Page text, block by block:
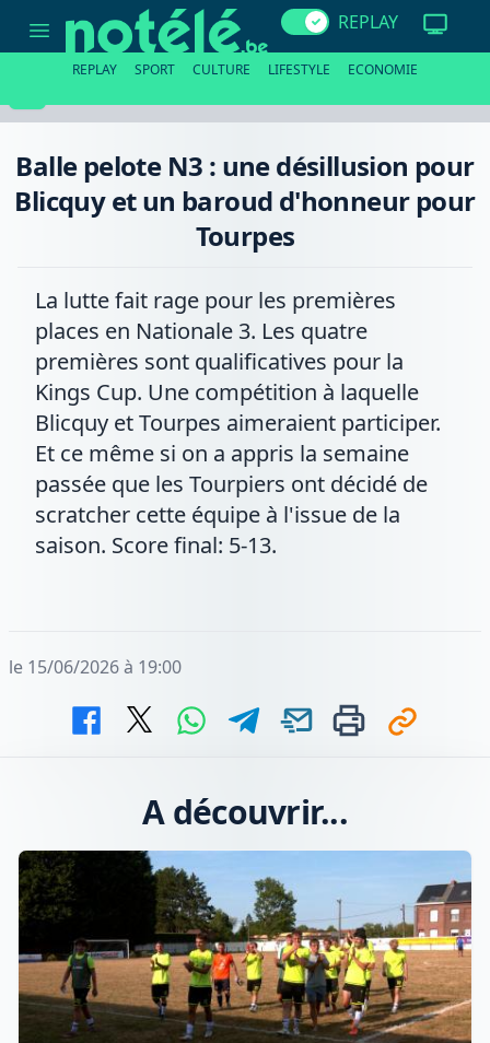
pelote
pour
d'honneur
REPLAY
REPLAY SPORT CULTURE LIFESTYLE ECONOMIE
Balle pelote N3 : une désillusion pour
Blicquy et un baroud d'honneur pour
Tourpes
La lutte fait rage pour les premières
places en Nationale 3. Les quatre
premières sont qualificatives pour la
Kings Cup. Une compétition à laquelle
Blicquy et Tourpes aimeraient participer.
Et ce même si on a appris la semaine
passée que les Tourpiers ont décidé de
scratcher cette équipe à l'issue de la
saison. Score final: 5-13.
le 15/06/2026 à 19:00
A découvrir...